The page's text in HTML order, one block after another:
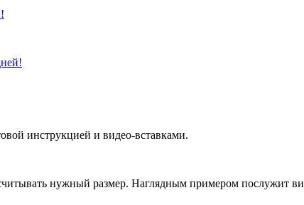
инструкцией и видео-вставками.
нужный размер. Наглядным примером послужит